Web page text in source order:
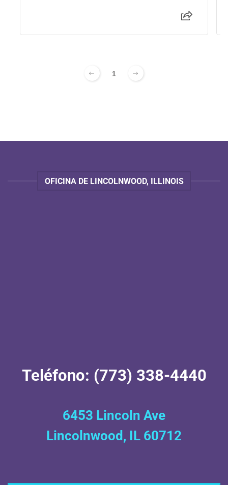
1
OFICINA DE LINCOLNWOOD, ILLINOIS
Teléfono: (773) 338-4440
6453 Lincoln Ave
Lincolnwood, IL 60712